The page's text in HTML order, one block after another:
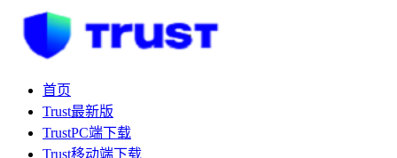
首页
Trust最新版
TrustPC端下载
Trust移动端下载